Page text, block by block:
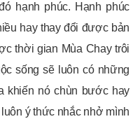
hạnh phúc. Hạnh phúc
hay thay đổi được bản
thời gian Mùa Chay trôi
sống sẽ luôn có những
khiến nó chùn bước hay
ý thức nhắc nhở mình